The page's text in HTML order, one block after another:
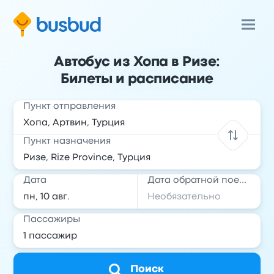
Автобус из Хопа в Ризе:
Билеты и расписание
Пункт отправления
Пункт назначения
Дата Дата обратной поездки
Пассажиры
Поиск